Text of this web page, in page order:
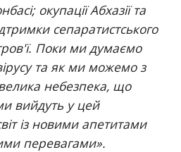
окупації Абхазії та
сепаратистського
Поки ми думаємо
та як ми можемо з
небезпека, що
вийдуть у цей
із новими апетитами
перевагами».